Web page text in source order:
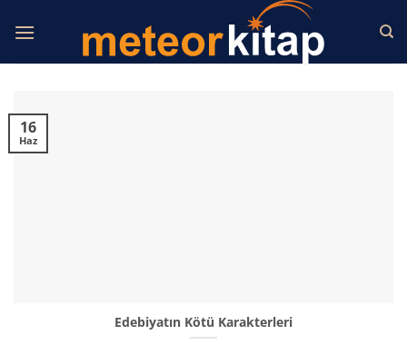
atla
Edebiyatın Kötü Karakterleri
16
Haz